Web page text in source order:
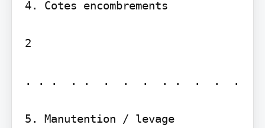
4. Cotes encombrements
2
. . .  . .  .  .  .  . .  .  .  .
5. Manutention / levage